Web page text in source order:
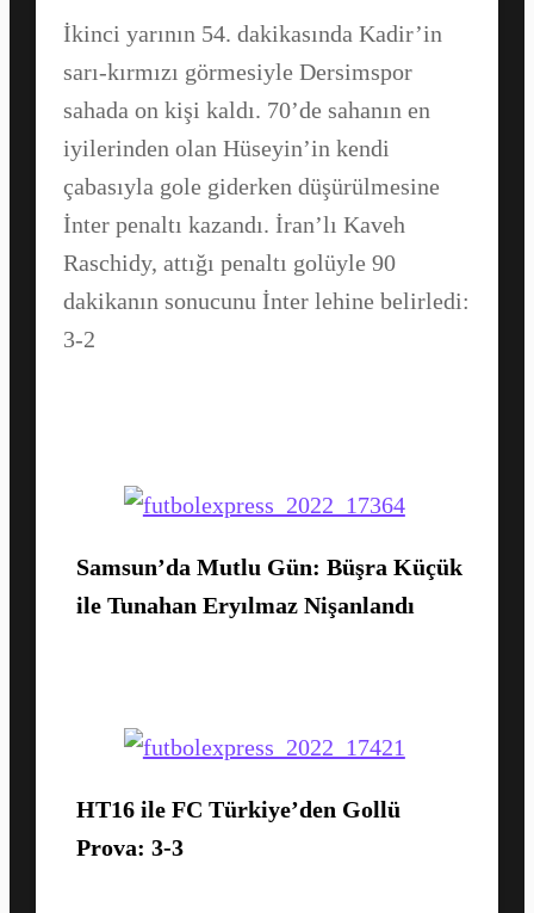
İkinci yarının 54. dakikasında Kadir’in
sarı-kırmızı görmesiyle Dersimspor
sahada on kişi kaldı. 70’de sahanın en
iyilerinden olan Hüseyin’in kendi
çabasıyla gole giderken düşürülmesine
İnter penaltı kazandı. İran’lı Kaveh
Raschidy, attığı penaltı golüyle 90
dakikanın sonucunu İnter lehine belirledi:
3-2
Samsun’da Mutlu Gün: Büşra Küçük
ile Tunahan Eryılmaz Nişanlandı
HT16 ile FC Türkiye’den Gollü
Prova: 3-3